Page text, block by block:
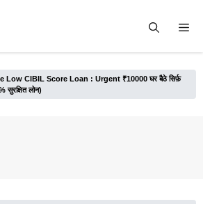
Low CIBIL Score Loan : Urgent ₹10000 घर बैठे सिर्फ़
सुरक्षित लोन)